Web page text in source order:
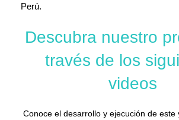
Perú.
Descubra nuestro
través de los
videos
Conoce el desarrollo y ejecución de este